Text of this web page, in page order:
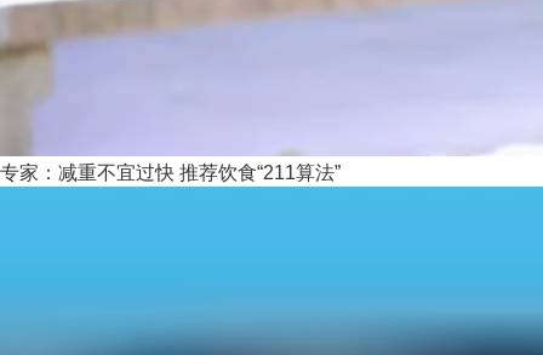
专家：减重不宜过快 推荐饮食“211算法”